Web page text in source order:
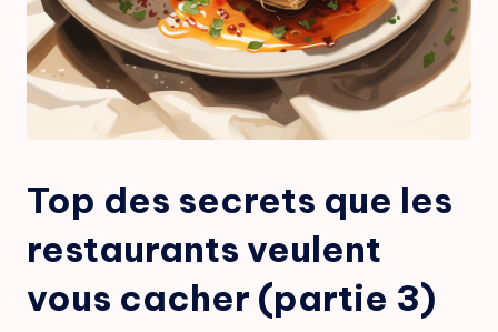
Top des secrets que les
restaurants veulent
vous cacher (partie 3)